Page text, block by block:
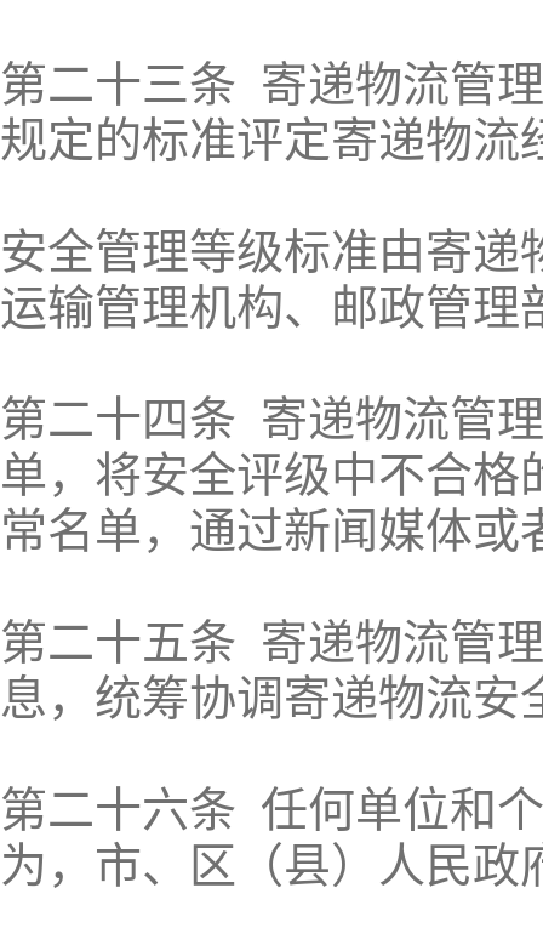
第二十三条 寄递物流管
规定的标准评定寄递物流
安全管理等级标准由寄
运输管理机构、邮政管理
第二十四条 寄递物流管
单，将安全评级中不合
常名单，通过新闻媒体或
第二十五条 寄递物流管
息，统筹协调寄递物流安
第二十六条 任何单位和
为，市、区（县）人民政